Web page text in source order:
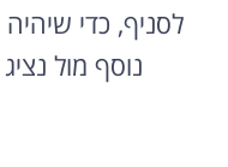
לסניף, כדי שיהיה
נוסף מול